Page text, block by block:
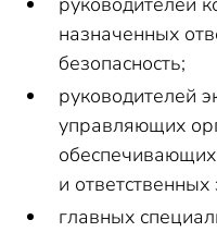
назначенных
безопасность;
руководителей
управляющих
и
главных